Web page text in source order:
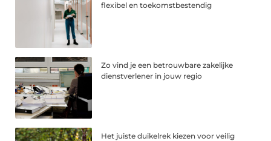
flexibel en toekomstbestendig
Zo vind je een betrouwbare zakelijke
dienstverlener in jouw regio
Het juiste duikelrek kiezen voor veilig